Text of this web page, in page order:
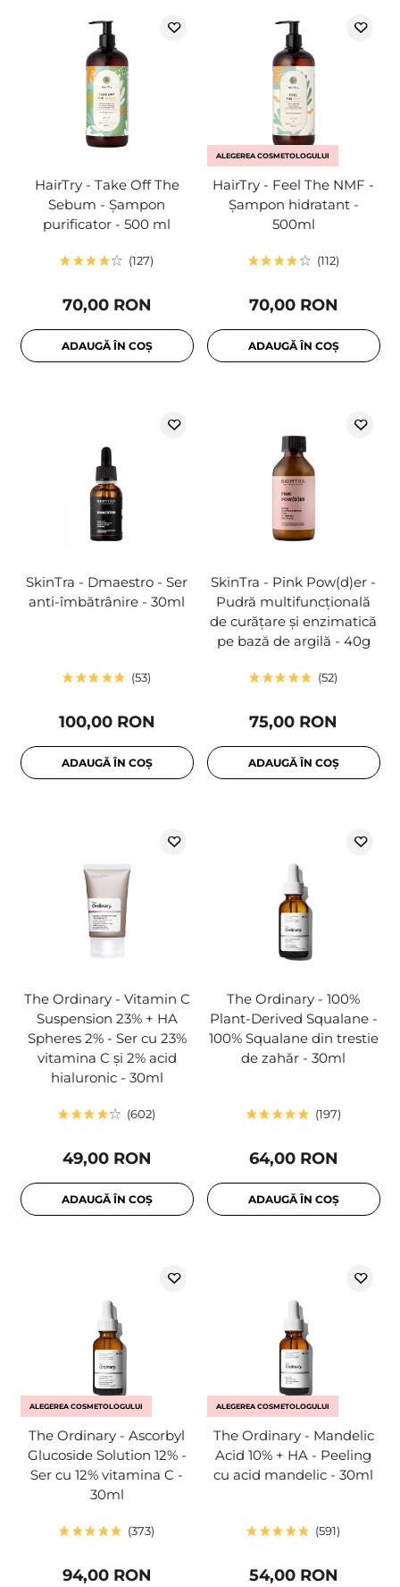
HairTry - Take Off The
Sebum - Șampon
purificator - 500 ml
127
70,00 RON
ADAUGĂ ÎN COȘ
ALEGEREA COSMETOLOGULUI
HairTry - Feel The NMF -
Șampon hidratant -
500ml
112
70,00 RON
ADAUGĂ ÎN COȘ
SkinTra - Dmaestro - Ser
anti-îmbătrânire - 30ml
53
100,00 RON
ADAUGĂ ÎN COȘ
SkinTra - Pink Pow(d)er -
Pudră multifuncțională
de curățare și enzimatică
pe bază de argilă - 40g
52
75,00 RON
ADAUGĂ ÎN COȘ
The Ordinary - Vitamin C
Suspension 23% + HA
Spheres 2% - Ser cu 23%
vitamina C și 2% acid
hialuronic - 30ml
602
49,00 RON
ADAUGĂ ÎN COȘ
The Ordinary - 100%
Plant-Derived Squalane -
100% Squalane din trestie
de zahăr - 30ml
197
64,00 RON
ADAUGĂ ÎN COȘ
ALEGEREA COSMETOLOGULUI
The Ordinary - Ascorbyl
Glucoside Solution 12% -
Ser cu 12% vitamina C -
30ml
373
94,00 RON
ALEGEREA COSMETOLOGULUI
The Ordinary - Mandelic
Acid 10% + HA - Peeling
cu acid mandelic - 30ml
591
54,00 RON